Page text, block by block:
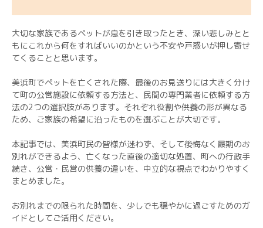
大切な家族であるペットが息を引き取ったとき、深い悲しみとと
もにこれから何をすればいいのかという不安や戸惑いが押し寄せ
てくることと思います。
美浜町でペットを亡くされた際、最後のお見送りには大きく分け
て町の公営施設に依頼する方法と、民間の専門業者に依頼する方
法の2つの選択肢があります。それぞれ役割や供養の形が異なる
ため、ご家族の希望に沿ったものを選ぶことが大切です。
本記事では、美浜町民の皆様が迷わず、そして後悔なく最期のお
別れができるよう、亡くなった直後の適切な処置、町への行政手
続き、公営・民営の供養の違いを、中立的な視点でわかりやすく
まとめました。
お別れまでの限られた時間を、少しでも穏やかに過ごすためのガ
イドとしてご活用ください。